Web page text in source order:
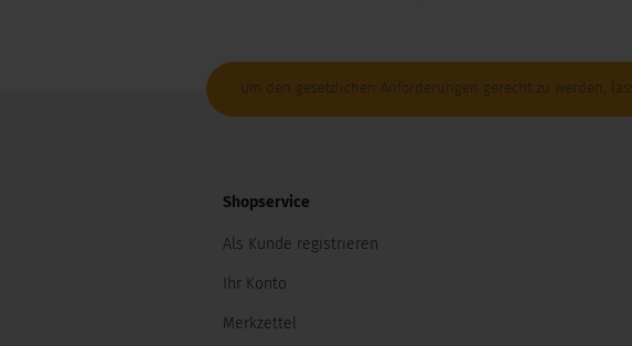
Diesen Artikel haben wir am Samstag, 23. Mai 2020 in den
Um den gesetzlichen Anforderungen gerecht zu werden,
Shopservice
Als Kunde registrieren
Ihr Konto
Merkzettel